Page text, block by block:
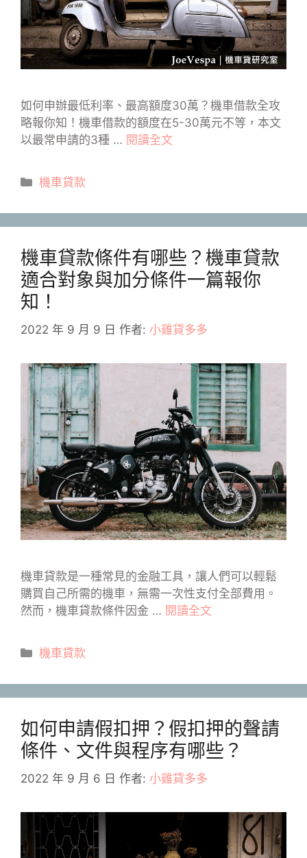
如何申辦最低利率、最高額度30萬？機車借款全攻
略報你知！機車借款的額度在5-30萬元不等，本文
以最常申請的3種 … 閱讀全文
分
機車貸款
機車貸款條件有哪些？機車貸款
適合對象與加分條件一篇報你
知！
2022 年 9 月 9 日 作者: 小雞貸多多
機車貸款是一種常見的金融工具，讓人們可以輕鬆
購買自己所需的機車，無需一次性支付全部費用。
然而，機車貸款條件因金 … 閱讀全文
分
機車貸款
如何申請假扣押？假扣押的聲請
條件、文件與程序有哪些？
2022 年 9 月 6 日 作者: 小雞貸多多